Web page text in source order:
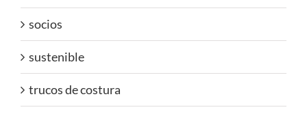
socios
sustenible
trucos de costura